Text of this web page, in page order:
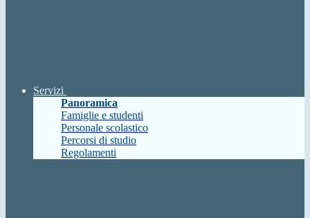
Servizi
Panoramica
Famiglie e studenti
Personale scolastico
Percorsi di studio
Regolamenti